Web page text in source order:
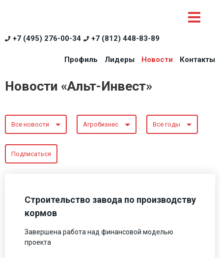
+7 (495) 276-00-34 +7 (812) 448-83-89
Профиль Лидеры Новости Контакты
Новости «Альт-Инвест»
Все новости Агробизнес Все годы
Подписаться
Строительство завода по производству
кормов
Завершена работа над финансовой моделью
проекта